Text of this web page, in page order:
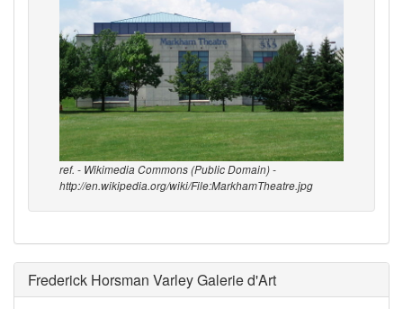
ref. - Wikimedia Commons (Public Domain) -
http://en.wikipedia.org/wiki/File:MarkhamTheatre.jpg
Frederick Horsman Varley Galerie d'Art